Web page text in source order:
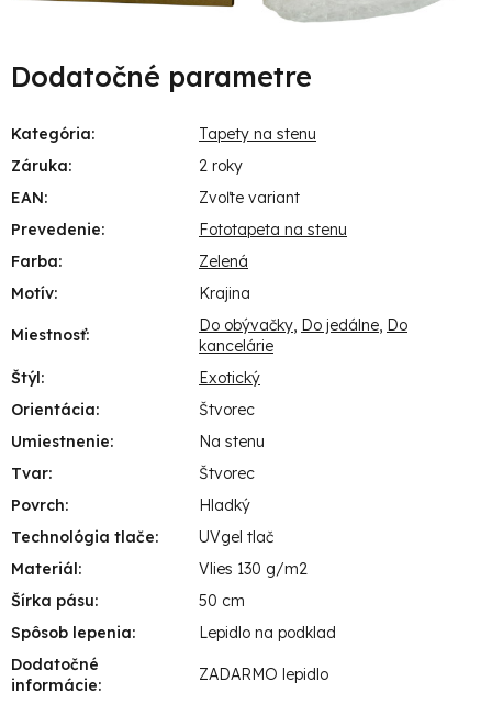
Dodatočné parametre
Kategória:
Tapety na stenu
Záruka:
2 roky
EAN:
Zvoľte variant
Prevedenie:
Fototapeta na stenu
Farba:
Zelená
Motív: Krajina
Miestnosť: Do obývačky, Do jedálne, Do
kancelárie
Štýl:
Exotický
Orientácia:
Štvorec
Umiestnenie:
Na stenu
Tvar:
Štvorec
Povrch:
Hladký
Technológia tlače:
UVgel tlač
Materiál:
Vlies 130 g/m2
Šírka pásu:
50 cm
Spôsob lepenia:
Lepidlo na podklad
Dodatočné
informácie:
ZADARMO lepidlo